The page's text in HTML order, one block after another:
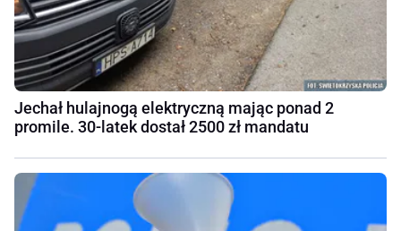
Jechał hulajnogą elektryczną mając ponad 2
promile. 30-latek dostał 2500 zł mandatu